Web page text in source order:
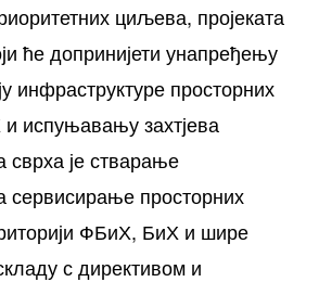
циљева, пројеката
ће допринијети унапређењу
инфраструктуре просторних
испуњавању захтјева
сврха је стварање
сервисирање просторних
ФБиХ, БиХ и шире
с директивом и